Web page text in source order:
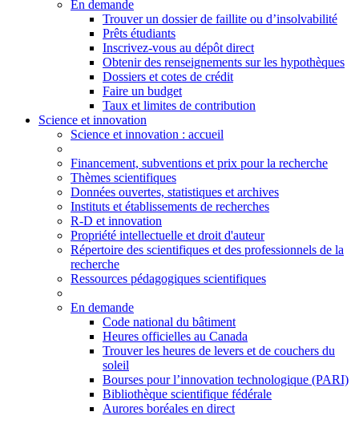
En demande
Trouver un dossier de faillite ou d’insolvabilité
Prêts étudiants
Inscrivez-vous au dépôt direct
Obtenir des renseignements sur les hypothèques
Dossiers et cotes de crédit
Faire un budget
Taux et limites de contribution
Science et innovation
Science et innovation : accueil
Financement, subventions et prix pour la recherche
Thèmes scientifiques
Données ouvertes, statistiques et archives
Instituts et établissements de recherches
R-D et innovation
Propriété intellectuelle et droit d'auteur
Répertoire des scientifiques et des professionnels de la
recherche
Ressources pédagogiques scientifiques
En demande
Code national du bâtiment
Heures officielles au Canada
Trouver les heures de levers et de couchers du
soleil
Bourses pour l’innovation technologique (PARI)
Bibliothèque scientifique fédérale
Aurores boréales en direct